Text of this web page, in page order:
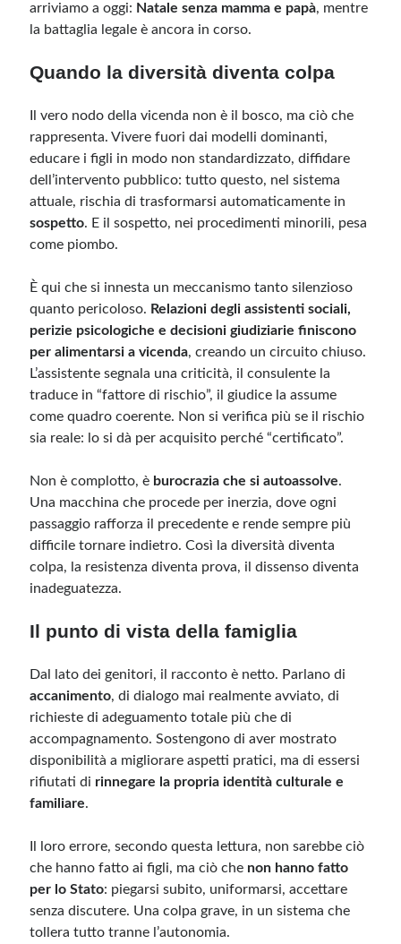
arriviamo a oggi: Natale senza mamma e papà, mentre
la battaglia legale è ancora in corso.
Quando la diversità diventa colpa
Il vero nodo della vicenda non è il bosco, ma ciò che
rappresenta. Vivere fuori dai modelli dominanti,
educare i figli in modo non standardizzato, diffidare
dell’intervento pubblico: tutto questo, nel sistema
attuale, rischia di trasformarsi automaticamente in
sospetto. E il sospetto, nei procedimenti minorili, pesa
come piombo.
È qui che si innesta un meccanismo tanto silenzioso
quanto pericoloso. Relazioni degli assistenti sociali,
perizie psicologiche e decisioni giudiziarie finiscono
per alimentarsi a vicenda, creando un circuito chiuso.
L’assistente segnala una criticità, il consulente la
traduce in “fattore di rischio”, il giudice la assume
come quadro coerente. Non si verifica più se il rischio
sia reale: lo si dà per acquisito perché “certificato”.
Non è complotto, è burocrazia che si autoassolve.
Una macchina che procede per inerzia, dove ogni
passaggio rafforza il precedente e rende sempre più
difficile tornare indietro. Così la diversità diventa
colpa, la resistenza diventa prova, il dissenso diventa
inadeguatezza.
Il punto di vista della famiglia
Dal lato dei genitori, il racconto è netto. Parlano di
accanimento, di dialogo mai realmente avviato, di
richieste di adeguamento totale più che di
accompagnamento. Sostengono di aver mostrato
disponibilità a migliorare aspetti pratici, ma di essersi
rifiutati di rinnegare la propria identità culturale e
familiare.
Il loro errore, secondo questa lettura, non sarebbe ciò
che hanno fatto ai figli, ma ciò che non hanno fatto
per lo Stato: piegarsi subito, uniformarsi, accettare
senza discutere. Una colpa grave, in un sistema che
tollera tutto tranne l’autonomia.